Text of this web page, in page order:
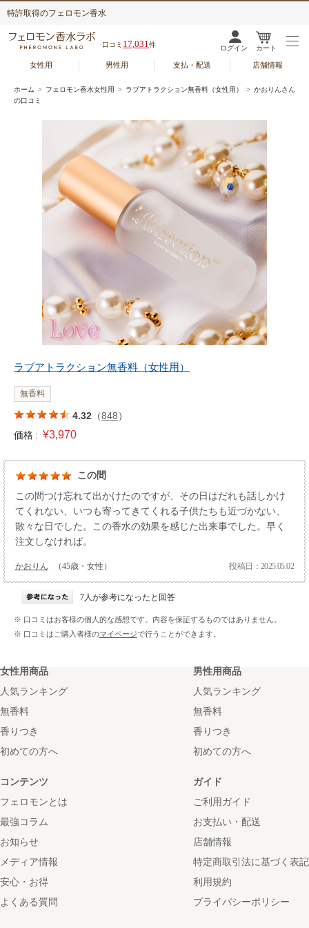
特許取得のフェロモン香水
口コミ 17,031件 ログイン カート
女性用 男性用 支払・配送 店舗情報
ホーム > フェロモン香水女性用 > ラブアトラクション無香料（女性用）
> かおりんさん
の口コミ
ラブアトラクション無香料（女性用）
無香料
4.32 （848）
価格 : ¥3,970
この間
この間つけ忘れて出かけたのですが、その日はだれも話しかけ
てくれない、いつも寄ってきてくれる子供たちも近づかない、
散々な日でした。この香水の効果を感じた出来事でした。早く
注文しなければ。
かおりん （45歳・女性） 投稿日：2025.05.02
7人が参考になったと回答
※ 口コミはお客様の個人的な感想です。内容を保証するものではありません。
※ 口コミはご購入者様のマイページで行うことができます。
女性用商品
人気ランキング
無香料
香りつき
初めての方へ
男性用商品
人気ランキング
無香料
香りつき
初めての方へ
コンテンツ
フェロモンとは
最強コラム
お知らせ
メディア情報
安心・お得
よくある質問
ガイド
ご利用ガイド
お支払い・配送
店舗情報
特定商取引法に基づく表記
利用規約
プライバシーポリシー